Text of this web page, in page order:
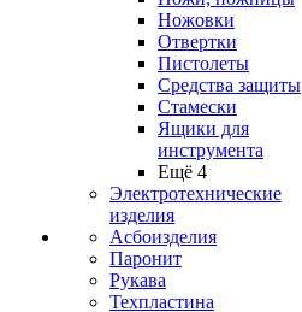
Ножовки
Отвертки
Пистолеты
Средства защиты
Стамески
Ящики для
инструмента
Ещё 4
Электротехнические
изделия
Асбоизделия
Паронит
Рукава
Техпластина